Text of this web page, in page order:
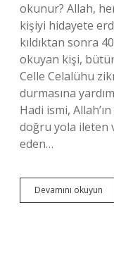
okunur? Allah,
kişiyi hidayete
kıldıktan sonra
okuyan kişi,
Celle Celalühu
durmasına
Hadi ismi,
doğru yola ileten
eden…
Devamını okuyun